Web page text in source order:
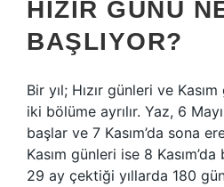
HIZIR GÜNÜ
BAŞLIYOR?
Bir yıl; Hızır günleri ve
iki bölüme ayrılır. Yaz, 6
başlar ve 7 Kasım’da sona
Kasım günleri ise 8 Kasım’da
29 ay çektiği yıllarda 180